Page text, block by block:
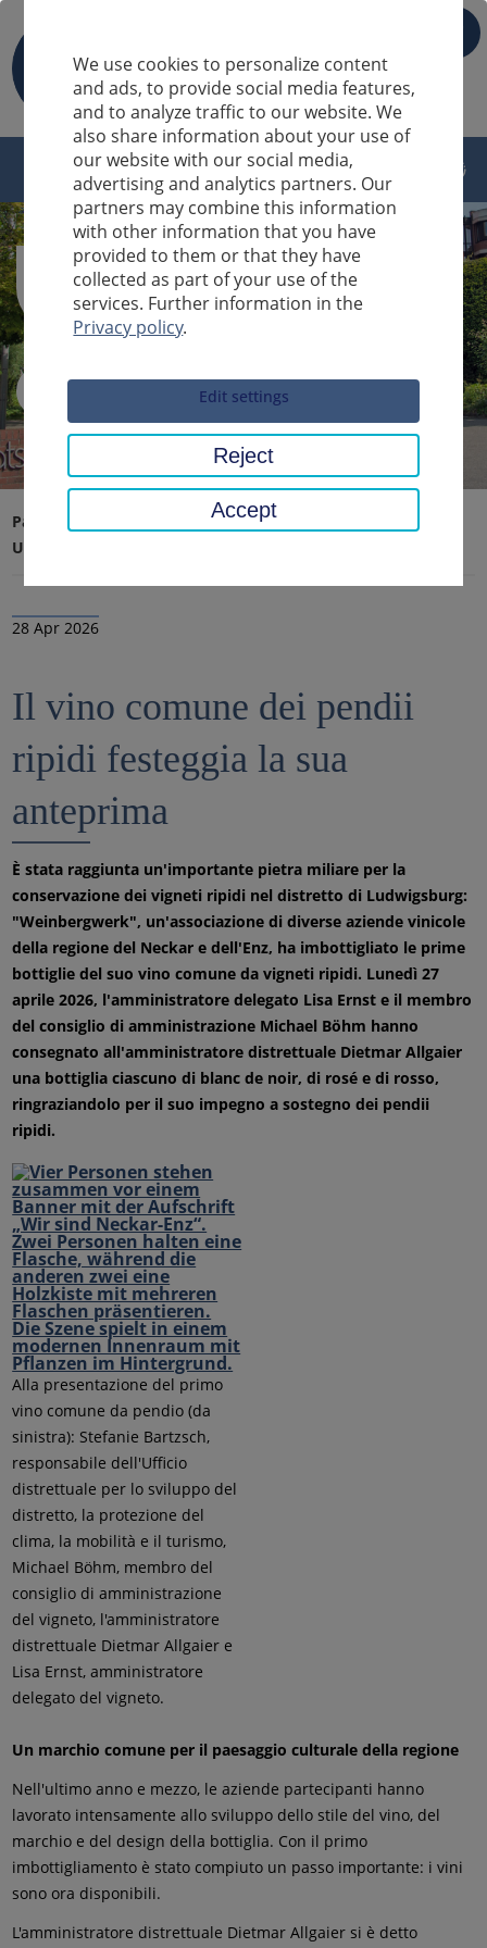
Sucheingabe
Pagina iniziale
Ufficio distrettuale, distretto
Ultime notizie
28 Apr 2026
Il vino comune dei pendii
ripidi festeggia la sua
anteprima
È stata raggiunta un'importante pietra miliare per la
conservazione dei vigneti ripidi nel distretto di Ludwigsburg:
"Weinbergwerk", un'associazione di diverse aziende vinicole
della regione del Neckar e dell'Enz, ha imbottigliato le prime
bottiglie del suo vino comune da vigneti ripidi. Lunedì 27
aprile 2026, l'amministratore delegato Lisa Ernst e il membro
del consiglio di amministrazione Michael Böhm hanno
consegnato all'amministratore distrettuale Dietmar Allgaier
una bottiglia ciascuno di blanc de noir, di rosé e di rosso,
ringraziandolo per il suo impegno a sostegno dei pendii
ripidi.
Alla presentazione del primo
vino comune da pendio (da
sinistra): Stefanie Bartzsch,
responsabile dell'Ufficio
distrettuale per lo sviluppo del
distretto, la protezione del
clima, la mobilità e il turismo,
Michael Böhm, membro del
consiglio di amministrazione
del vigneto, l'amministratore
distrettuale Dietmar Allgaier e
Lisa Ernst, amministratore
delegato del vigneto.
Un marchio comune per il paesaggio culturale della regione
Nell'ultimo anno e mezzo, le aziende partecipanti hanno
lavorato intensamente allo sviluppo dello stile del vino, del
marchio e del design della bottiglia. Con il primo
imbottigliamento è stato compiuto un passo importante: i vini
sono ora disponibili.
L'amministratore distrettuale Dietmar Allgaier si è detto
We use cookies to personalize content
and ads, to provide social media features,
and to analyze traffic to our website. We
also share information about your use of
our website with our social media,
advertising and analytics partners. Our
partners may combine this information
with other information that you have
provided to them or that they have
collected as part of your use of the
services. Further information in the
Privacy policy.
Edit settings
Reject
Accept